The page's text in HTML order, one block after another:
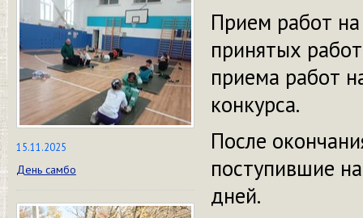
15.11.2025
День самбо
Прием работ на
принятых
приема работ
конкурса.
После
поступившие
дней.